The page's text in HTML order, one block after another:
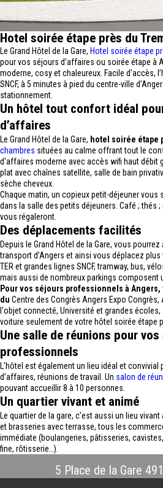
Hotel soirée étape près du
Le Grand Hôtel de la Gare, Hotel soirée étape
pour vos séjours d’affaires ou soirée étape à
moderne, cosy et chaleureux. Facile d'accès,
SNCF, à 5 minutes à pied du centre-ville
stationnement.
Un hôtel tout confort idéal
d’affaires
Le Grand Hôtel de la Gare, hotel soirée étape
chambres situées au calme offrant tout le
d'affaires moderne avec accès wifi haut débit
plat avec chaînes satellite, salle de bain
sèche cheveux.
Chaque matin, un copieux petit-déjeuner
dans la salle des petits déjeuners. Café ; thés
vous régaleront.
Des déplacements facilités
Depuis le Grand Hôtel de la Gare, vous
transport d’Angers et ainsi vous déplacez
TER et grandes lignes SNCF, tramway, bus,
mais aussi de nombreux parkings composent
Pour vos séjours professionnels à
du Centre des Congrès Angers Expo Congrès,
l'objet connecté, Université et grandes
voiture seulement de votre hôtel soirée étape
Une salle de réunions pour
professionnels
L'hôtel est également un lieu idéal et
d’affaires, réunions de travail. Un salon de
pouvant accueillir 8 à 10 personnes.
Un quartier vivant et animé
Le quartier de la gare, c’est aussi un lieu
et brasseries avec terrasse, tous les
immédiate (boulangeries, pâtisseries,
fine, rôtisserie…).
5 Place de la Gare